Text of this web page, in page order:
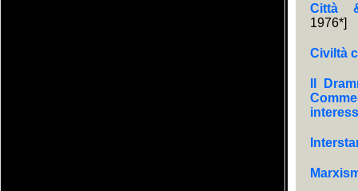
Città
1976*]
Civiltà
Il